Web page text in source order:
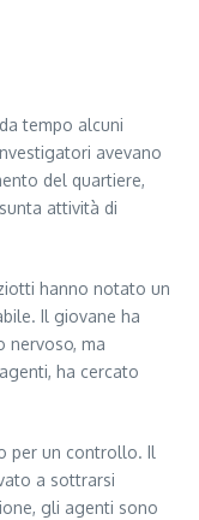
tempo alcuni
avevano
del quartiere,
attività di
hanno notato un
Il giovane ha
nervoso, ma
ha cercato
per un controllo. Il
a sottrarsi
gli agenti sono